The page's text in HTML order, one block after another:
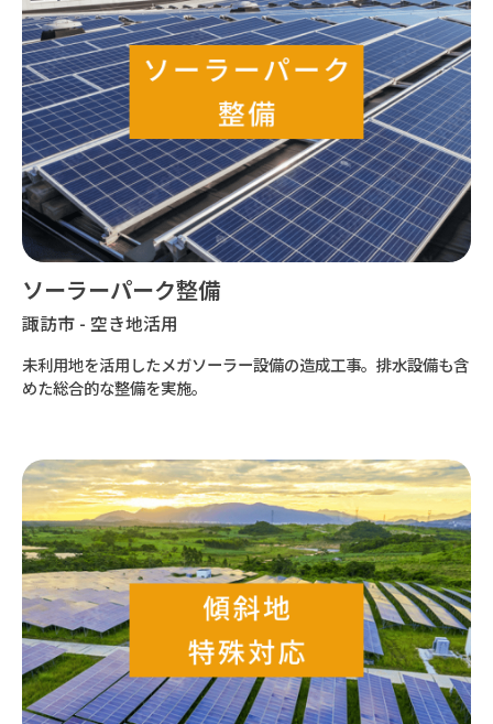
ソーラーパーク整備
諏訪市 - 空き地活用
未利用地を活用したメガソーラー設備の造成工事。排水設備も含
めた総合的な整備を実施。